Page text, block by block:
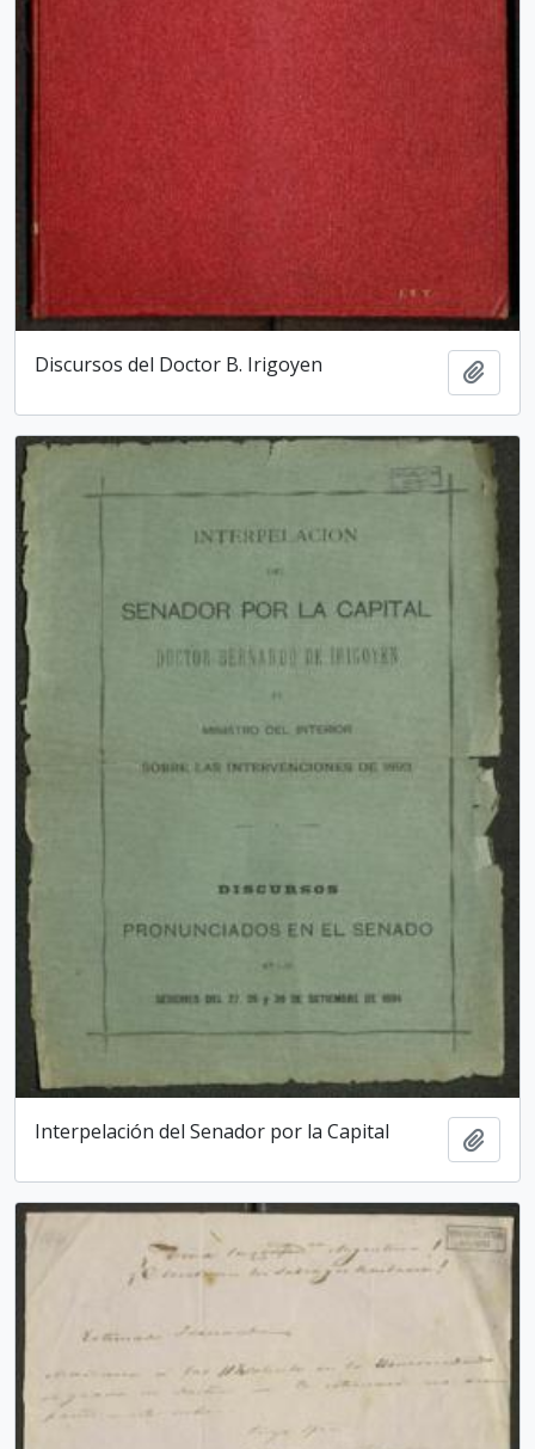
Discursos del Doctor B. Irigoyen
Interpelación del Senador por la Capital